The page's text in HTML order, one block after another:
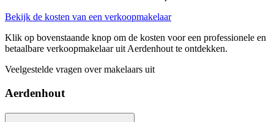
Bekijk de kosten van een verkoopmakelaar
Klik op bovenstaande knop om de kosten voor een professionele en
betaalbare verkoopmakelaar uit Aerdenhout te ontdekken.
Veelgestelde vragen over makelaars uit
Aerdenhout